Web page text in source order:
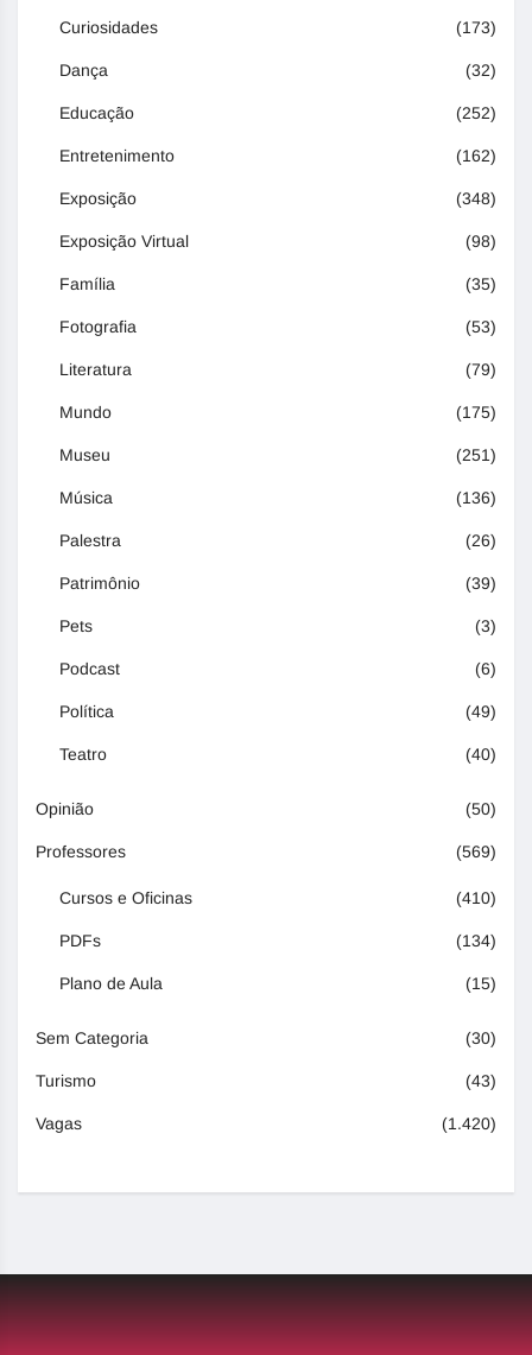
Curiosidades (173)
Dança (32)
Educação (252)
Entretenimento (162)
Exposição (348)
Exposição Virtual (98)
Família (35)
Fotografia (53)
Literatura (79)
Mundo (175)
Museu (251)
Música (136)
Palestra (26)
Patrimônio (39)
Pets (3)
Podcast (6)
Política (49)
Teatro (40)
Opinião (50)
Professores (569)
Cursos e Oficinas (410)
PDFs (134)
Plano de Aula (15)
Sem Categoria (30)
Turismo (43)
Vagas (1.420)